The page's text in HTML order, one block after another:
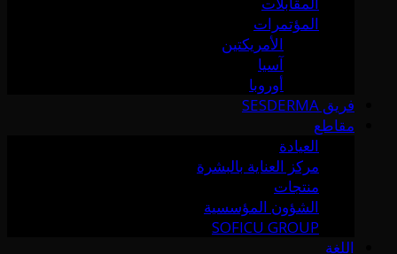
المؤتمرات
الأمريكتين
آسيا
أوروبا
فريق SESDERMA
مقاطع
العيادة
مركز العناية بالبشرة
منتجات
الشؤون المؤسسية
SOFICU GROUP
اللغة